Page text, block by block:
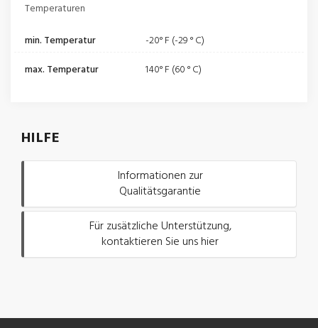
Temperaturen
min. Temperatur
-20° F (-29 ° C)
max. Temperatur
140° F (60 ° C)
HILFE
Informationen zur
Qualitätsgarantie
Für zusätzliche Unterstützung,
kontaktieren Sie uns hier